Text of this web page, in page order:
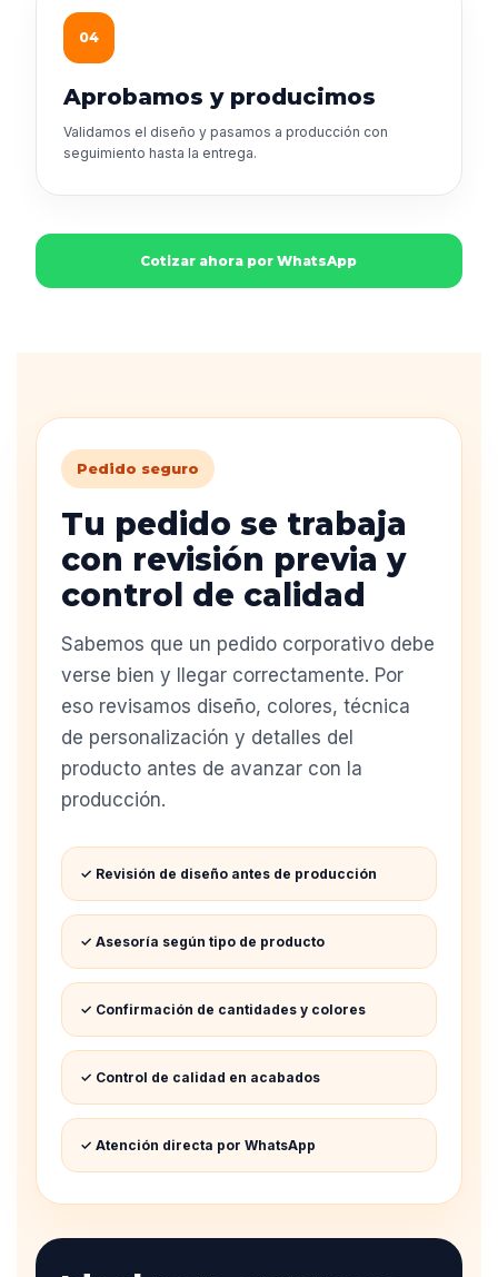
04
Aprobamos y producimos
Validamos el diseño y pasamos a producción con
seguimiento hasta la entrega.
Cotizar ahora por WhatsApp
Pedido seguro
Tu pedido se trabaja
con revisión previa y
control de calidad
Sabemos que un pedido corporativo debe
verse bien y llegar correctamente. Por
eso revisamos diseño, colores, técnica
de personalización y detalles del
producto antes de avanzar con la
producción.
✓ Revisión de diseño antes de producción
✓ Asesoría según tipo de producto
✓ Confirmación de cantidades y colores
✓ Control de calidad en acabados
✓ Atención directa por WhatsApp